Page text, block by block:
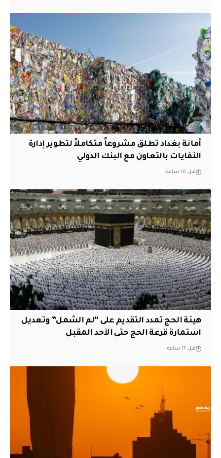
أمانة بغداد تطلق مشروعاً متكاملاً لتطوير إدارة
النفايات بالتعاون مع البنك الدولي
قبل 16 ساعة
هيئة الحج تمدد التقديم على “لم الشمل” وتعديل
استمارة قرعة الحج حتى الأحد المقبل
قبل 17 ساعة